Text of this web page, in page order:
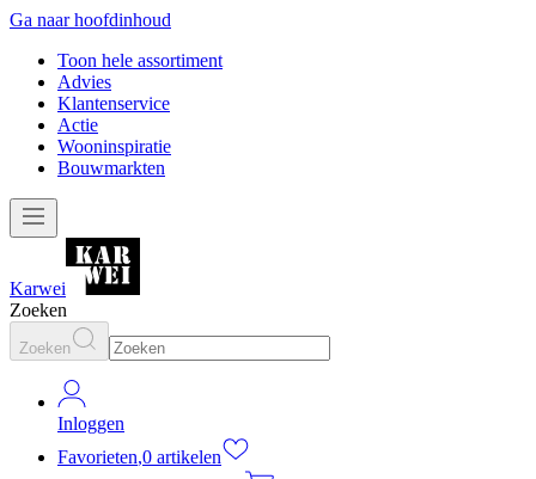
Ga naar hoofdinhoud
Toon hele assortiment
Advies
Klantenservice
Actie
Wooninspiratie
Bouwmarkten
Karwei
Zoeken
Zoeken
Inloggen
Favorieten,0 artikelen